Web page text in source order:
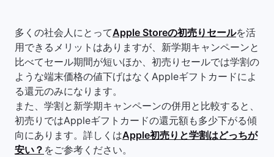
多くの社会人にとってApple Storeの初売りセールを活
用できるメリットはありますが、新学期キャンペーンと
比べてセール期間が短いほか、初売りセールでは学割の
ような端末価格の値下げはなくAppleギフトカードによ
る還元のみになります。
また、学割と新学期キャンペーンの併用と比較すると、
初売りではAppleギフトカードの還元額も多少下がる傾
向にあります。詳しくはApple初売りと学割はどっちが
安い？ をご参考ください。